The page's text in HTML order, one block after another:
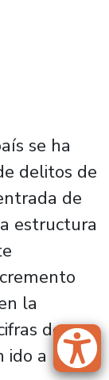
se ha
delitos de
de
estructura
la
de
ido a la